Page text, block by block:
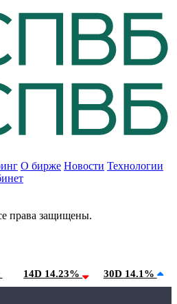
О бирже Новости Технологии
права защищены.
14D 14.23% 30D 14.1%